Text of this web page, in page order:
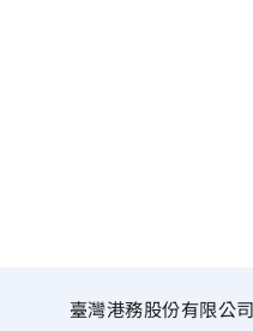
臺灣港務股份有限公